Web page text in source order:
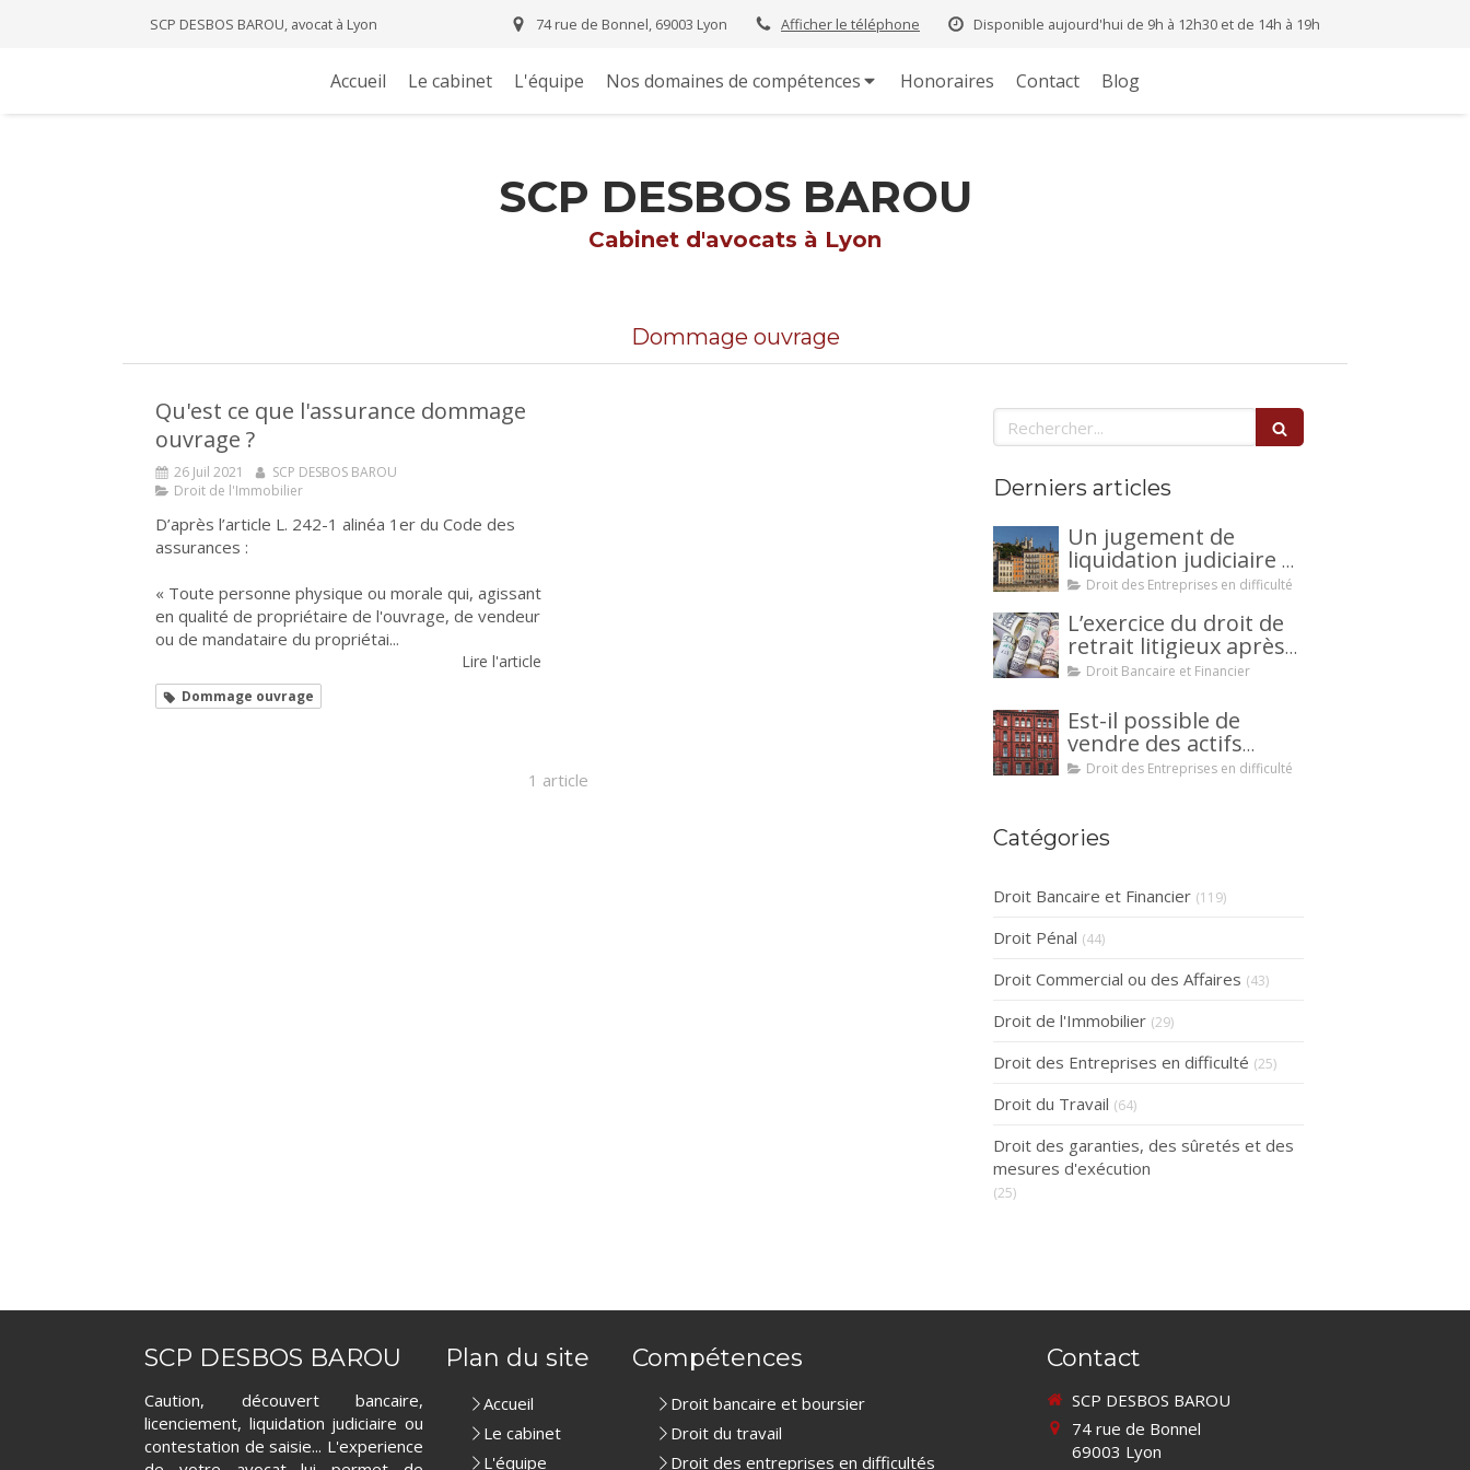
SCP DESBOS BAROU, avocat à Lyon Disponible aujourd'hui de 9h à 12h30 et de 14h à 19h
Afficher le téléphone
74 rue de Bonnel, 69003 Lyon
Accueil Le cabinet L'équipe Nos domaines de compétences Honoraires Contact Blog
SCP DESBOS BAROU
Cabinet d'avocats à Lyon
Dommage ouvrage
Qu'est ce que l'assurance dommage
ouvrage ?
26 Juil 2021
SCP DESBOS BAROU
Droit de l'Immobilier
D’après l’article L. 242-1 alinéa 1er du Code des
assurances :
« Toute personne physique ou morale qui, agissant
en qualité de propriétaire de l'ouvrage, de vendeur
ou de mandataire du propriétai...
Lire l'article
Dommage ouvrage
1 article
Rechercher
Derniers articles
Un jugement de
liquidation judiciaire a
été prononcée à votre
interjeter appel ?
Droit des Entreprises en difficulté
L’exercice du droit de
retrait litigieux après
une cession de
mécanisme
avantageux pour le
débiteur ou la caution.
Droit Bancaire et Financier
Est-il possible de
vendre des actifs
durant la période
judiciaire ?
Droit des Entreprises en difficulté
Catégories
Droit Bancaire et Financier (119)
Droit Pénal (44)
Droit Commercial ou des Affaires (43)
Droit de l'Immobilier (29)
Droit des Entreprises en difficulté (25)
Droit du Travail (64)
Droit des garanties, des sûretés et des
mesures d'exécution
(25)
SCP DESBOS BAROU
Caution, découvert bancaire,
licenciement, liquidation judiciaire ou
contestation de saisie... L'experience
Plan du site
Accueil
Le cabinet
L'équipe
Compétences
Droit bancaire et boursier
Droit du travail
Droit des entreprises en difficultés
Contact
SCP DESBOS BAROU
74 rue de Bonnel
69003 Lyon